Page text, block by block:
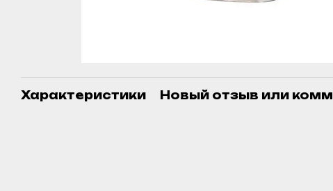
Характеристики Новый отзыв или